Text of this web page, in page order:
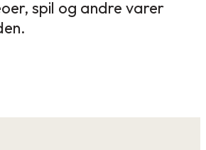
spil og andre varer